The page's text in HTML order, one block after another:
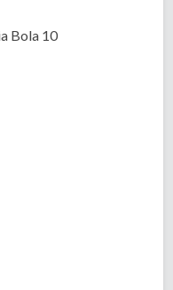
Bola 10